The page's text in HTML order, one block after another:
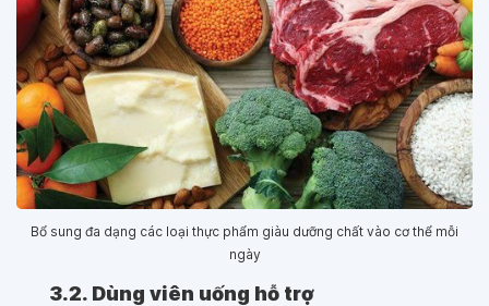
Bổ sung đa dạng các loại thực phẩm giàu dưỡng chất vào cơ thể mỗi
ngày
3.2. Dùng viên uống hỗ trợ